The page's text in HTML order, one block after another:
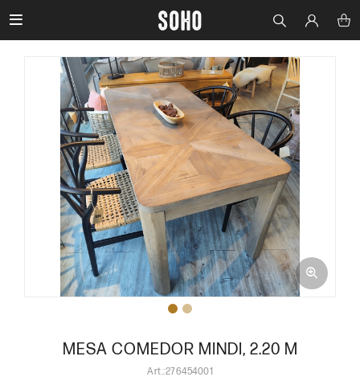

MESA COMEDOR MINDI, 2.20 M
276454001